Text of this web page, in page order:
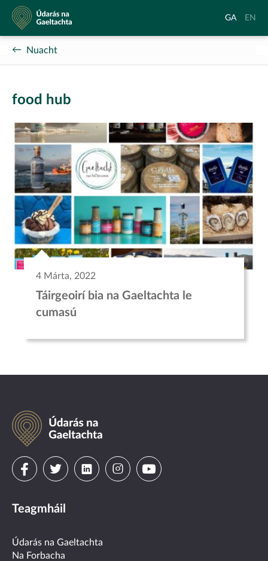
Údarás
na
Gaeltachta
Aistrigh
Gaeilge
GA
to
EN
Nuacht
food hub
4 Márta, 2022
Táirgeoirí bia na Gaeltachta le
cumasú
Údarás
na
Gaeltachta
Visit
on
facebook
Visit
on
twitter
Visit
linkedin
VisitVisit
Teagmháil
Údarás na Gaeltachta
Na Forbacha